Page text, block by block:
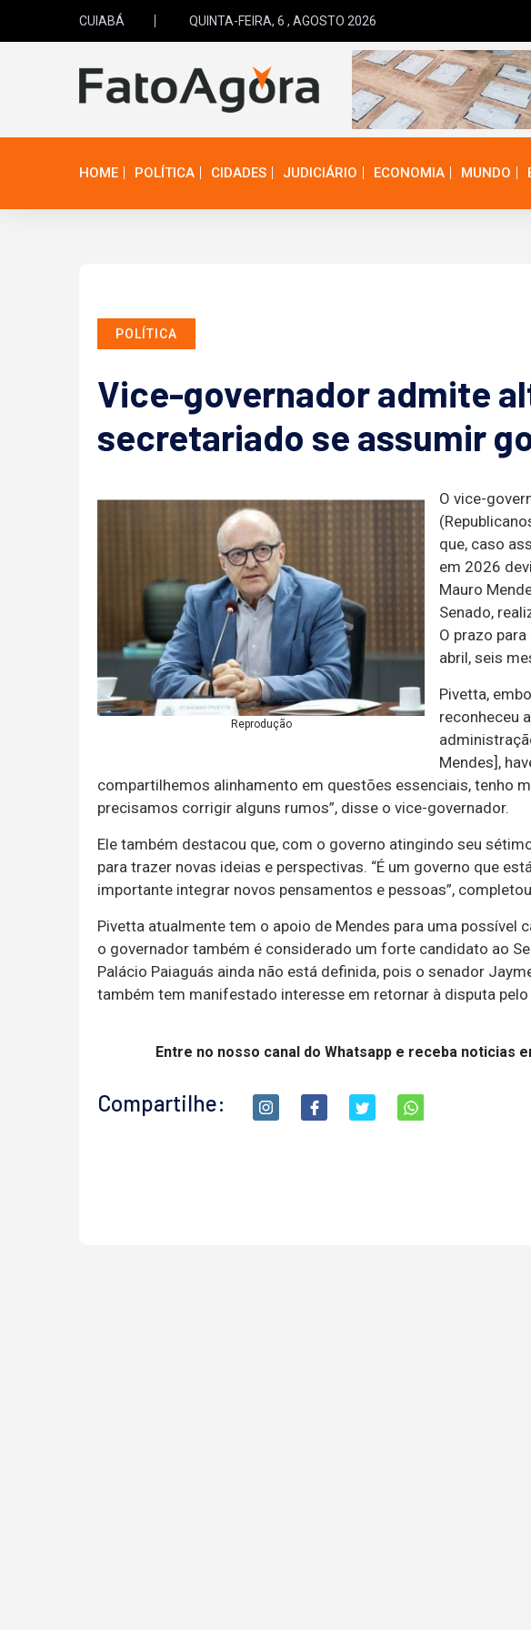
CUIABÁ QUINTA-FEIRA, 6 , AGOSTO 2026
HOME POLÍTICA CIDADES JUDICIÁRIO ECONOMIA MUNDO
POLÍTICA
Vice-governador admite
secretariado se assumir
Reprodução
O vice-
que, caso
em 2026
Mauro
Senado,
O prazo
abril, seis
Pivetta,
reconheceu
Mendes],
compartilhemos alinhamento em questões essenciais, tenho
precisamos corrigir alguns rumos”, disse o vice-governador.
Ele também destacou que, com o governo atingindo seu
para trazer novas ideias e perspectivas. “É um governo que
importante integrar novos pensamentos e pessoas”,
Pivetta atualmente tem o apoio de Mendes para uma possível
o governador também é considerado um forte candidato ao
Palácio Paiaguás ainda não está definida, pois o senador
também tem manifestado interesse em retornar à disputa pelo
Entre no nosso canal do Whatsapp e receba noticias
Compartilhe: